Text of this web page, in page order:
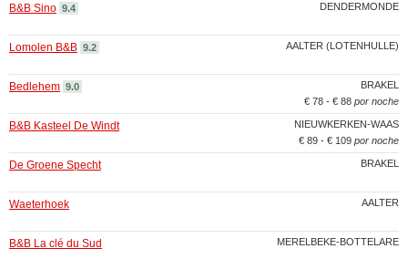
DENDERMONDE
B&B Sino 9.4
AALTER (LOTENHULLE)
Lomolen B&B 9.2
BRAKEL
Bedlehem 9.0
€ 78 - € 88 por noche
NIEUWKERKEN-WAAS
B&B Kasteel De Windt
€ 89 - € 109 por noche
BRAKEL
De Groene Specht
AALTER
Waeterhoek
MERELBEKE-BOTTELARE
B&B La clé du Sud